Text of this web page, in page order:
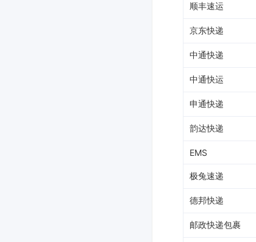
顺丰速运
京东快递
中通快递
中通快运
申通快递
韵达快递
EMS
极兔速递
德邦快递
邮政快递包裹